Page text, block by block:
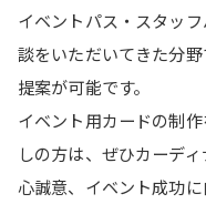
イベントパス・スタッ
談をいただいてきた分
提案が可能です。
イベント用カードの制
しの方は、ぜひカーデ
心誠意、イベント成功